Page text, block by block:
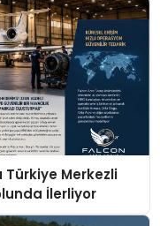
Türkiye Merkezli
İlerliyor